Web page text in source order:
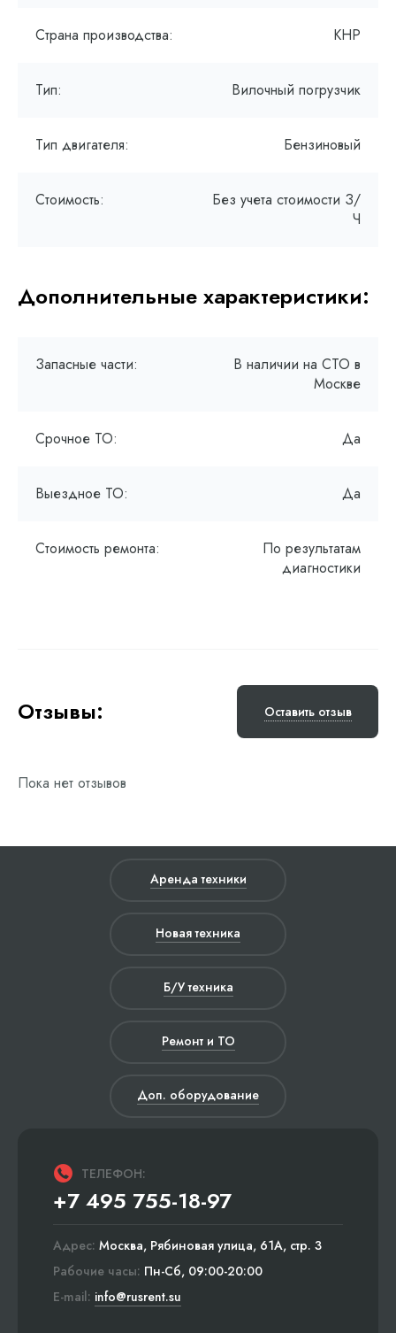
Страна производства: КНР
Тип: Вилочный погрузчик
Тип двигателя: Бензиновый
Стоимость:
Без учета стоимости З/
Ч
Дополнительные характеристики:
Запасные части:
В наличии на СТО в
Москве
Срочное ТО: Да
Выездное ТО: Да
Стоимость ремонта:
По результатам
диагностики
Отзывы: Оставить отзыв
Пока нет отзывов
Аренда техники
Новая техника
Б/У техника
Ремонт и ТО
Доп. оборудование
ТЕЛЕФОН:
+7 495 755-18-97
Адрес: Москва, Рябиновая улица, 61А, стр. 3
Рабочие часы: Пн-Сб, 09:00-20:00
E-mail: info@rusrent.su